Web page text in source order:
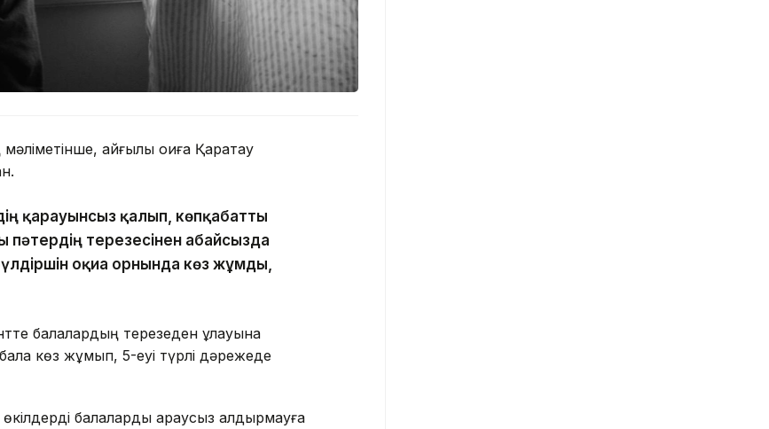
қайғылы оқиға Қаратау
қарауынсыз қалып, көпқабатты
пәтердің терезесінен абайсызда
оқиға орнында көз жұмды,
балалардың терезеден құлауына
көз жұмып, 5-еуі түрлі дәрежеде
балаларды қараусыз қалдырмауға